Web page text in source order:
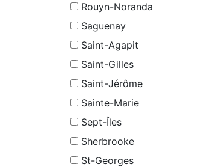
Rouyn-Noranda
Saguenay
Saint-Agapit
Saint-Gilles
Saint-Jérôme
Sainte-Marie
Sept-Îles
Sherbrooke
St-Georges